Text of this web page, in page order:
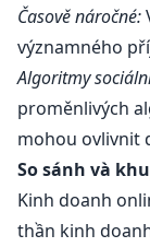
Časově náročné:
významného
Algoritmy
proměnlivých
mohou ovlivnit
So sánh và
Kinh doanh
thần kinh